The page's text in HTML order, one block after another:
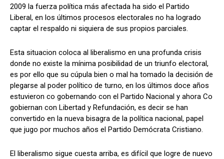
Comparta
Facebook X WhatsApp
Síganos
Comparta
Facebook X WhatsApp
Síganos
2009 la fuerza política más afectada ha sido el Partido
Liberal, en los últimos procesos electorales no ha logrado
captar el respaldo ni siquiera de sus propios parciales.
Esta situacion coloca al liberalismo en una profunda crisis
donde no existe la mínima posibilidad de un triunfo electoral,
es por ello que su cúpula bien o mal ha tomado la decisión de
plegarse al poder político de turno, en los últimos doce años
estuvieron co gobernando con el Partido Nacional y ahora Co
gobiernan con Libertad y Refundación, es decir se han
convertido en la nueva bisagra de la política nacional, papel
que jugo por muchos años el Partido Demócrata Cristiano.
El liberalismo sigue cuesta arriba, es difícil que logre de nuevo